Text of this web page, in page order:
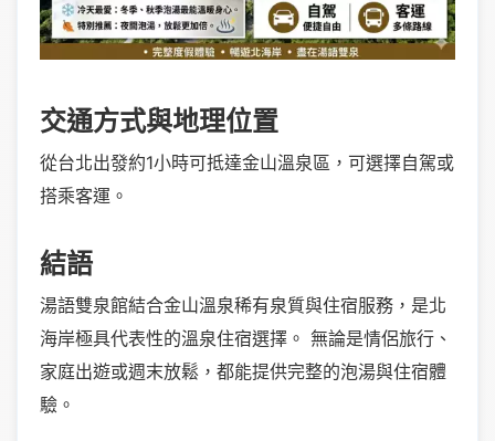
交通方式與地理位置
從台北出發約1小時可抵達金山溫泉區，可選擇自駕或
搭乘客運。
結語
湯語雙泉館結合金山溫泉稀有泉質與住宿服務，是北
海岸極具代表性的溫泉住宿選擇。 無論是情侶旅行、
家庭出遊或週末放鬆，都能提供完整的泡湯與住宿體
驗。